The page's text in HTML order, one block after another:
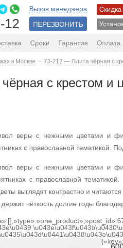
12
Вызов менеджера
ПЕРЕЗВОНИТЬ
Скидка
Сроки Гарантия Оплата
в Москве 73-212 — Плита чёрная с
с крестом и
веры с нежными цветами и
с православной тематикой.
веры с нежными цветами и
с православной
выглядят контрастно и
чёткость долгие годы